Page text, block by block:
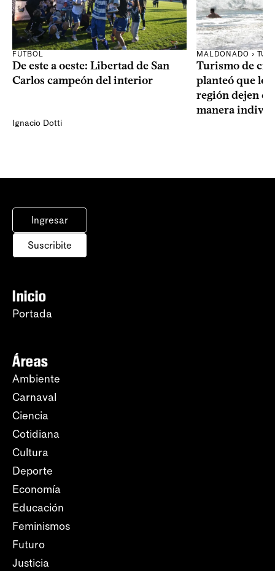
FÚTBOL
De este a oeste: Libertad de San
Carlos campeón del interior
Ignacio Dotti
MALDONADO ›
Turismo de
planteó que
región dejen
manera
Ingresar
Suscribite
Inicio
Portada
Áreas
Ambiente
Carnaval
Ciencia
Cotidiana
Cultura
Deporte
Economía
Educación
Feminismos
Futuro
Justicia